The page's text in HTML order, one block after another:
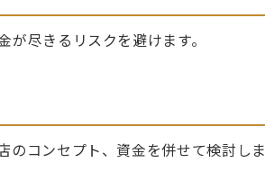
尽きるリスクを避けます。
のコンセプト、資金を併せて検討しま